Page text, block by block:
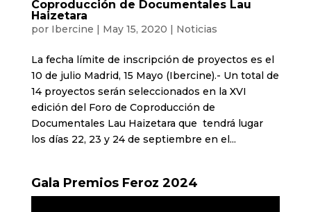
Coproducción de Documentales Lau
Haizetara
por Ibercine | May 15, 2020 | Noticias
La fecha límite de inscripción de proyectos es el
10 de julio Madrid, 15 Mayo (Ibercine).- Un total de
14 proyectos serán seleccionados en la XVI
edición del Foro de Coproducción de
Documentales Lau Haizetara que tendrá lugar
los días 22, 23 y 24 de septiembre en el...
Gala Premios Feroz 2024